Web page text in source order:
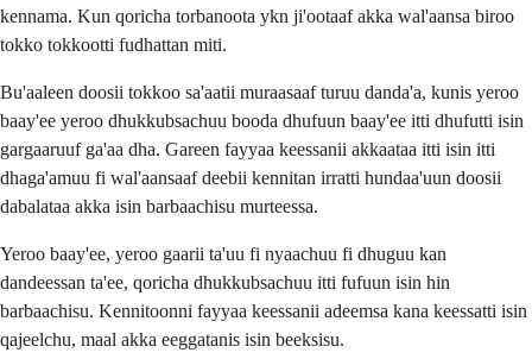
kennama. Kun qoricha torbanoota ykn ji'ootaaf akka wal'aansa biroo
tokko tokkootti fudhattan miti.
Bu'aaleen doosii tokkoo sa'aatii muraasaaf turuu danda'a, kunis yeroo
baay'ee yeroo dhukkubsachuu booda dhufuun baay'ee itti dhufutti isin
gargaaruuf ga'aa dha. Gareen fayyaa keessanii akkaataa itti isin itti
dhaga'amuu fi wal'aansaaf deebii kennitan irratti hundaa'uun doosii
dabalataa akka isin barbaachisu murteessa.
Yeroo baay'ee, yeroo gaarii ta'uu fi nyaachuu fi dhuguu kan
dandeessan ta'ee, qoricha dhukkubsachuu itti fufuun isin hin
barbaachisu. Kennitoonni fayyaa keessanii adeemsa kana keessatti isin
qajeelchu, maal akka eeggatanis isin beeksisu.